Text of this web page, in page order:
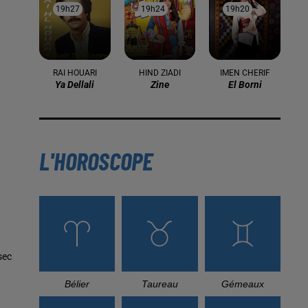
19h27
19h27
RAI HOUARI
Ya Dellali
19h24
19h24
HIND ZIADI
Zine
19h20
19h20
IMEN CHERIF
El Borni
L'HOROSCOPE
Bélier Taureau Gémeaux